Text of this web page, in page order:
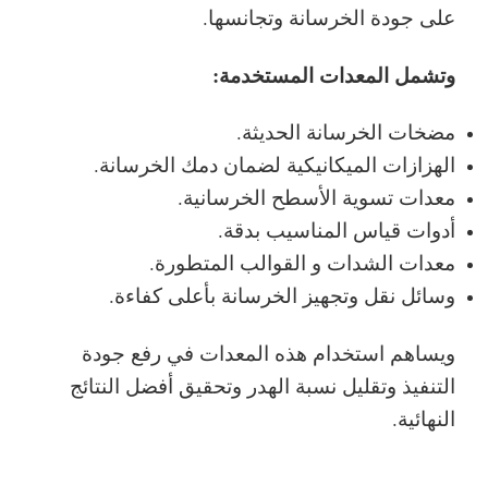
على جودة الخرسانة وتجانسها.
وتشمل المعدات المستخدمة:
مضخات الخرسانة الحديثة.
الهزازات الميكانيكية لضمان دمك الخرسانة.
معدات تسوية الأسطح الخرسانية.
أدوات قياس المناسيب بدقة.
معدات الشدات و القوالب المتطورة.
وسائل نقل وتجهيز الخرسانة بأعلى كفاءة.
ويساهم استخدام هذه المعدات في رفع جودة
التنفيذ وتقليل نسبة الهدر وتحقيق أفضل النتائج
النهائية.